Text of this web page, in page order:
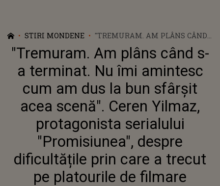
STIRI MONDENE
"TREMURAM. AM PLÂNS CÂND
S-A TERMINAT. NU ÎMI
AMINTESC CUM AM DUS LA
BUN SFÂRȘIT ACEA SCENĂ".
CEREN YILMAZ, PROTAGONISTA
SERIALULUI "PROMISIUNEA",
DESPRE DIFICULTĂȚILE PRIN
CARE A TRECUT PE PLATOURILE
DE FILMARE
"Tremuram. Am plâns când s-
a terminat. Nu îmi amintesc
cum am dus la bun sfârșit
acea scenă". Ceren Yilmaz,
protagonista serialului
"Promisiunea", despre
dificultățile prin care a trecut
pe platourile de filmare